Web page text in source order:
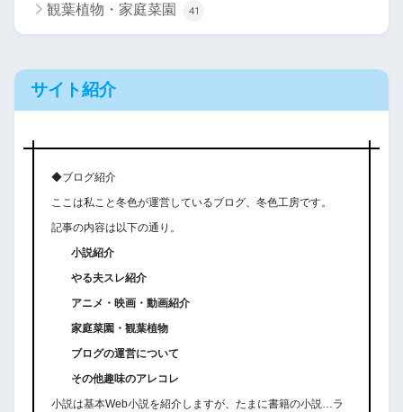
観葉植物・家庭菜園 41
サイト紹介
◆ブログ紹介
ここは私こと冬色が運営しているブログ、冬色工房です。
記事の内容は以下の通り。
小説紹介
やる夫スレ紹介
アニメ・映画・動画紹介
家庭菜園・観葉植物
ブログの運営について
その他趣味のアレコレ
小説は基本Web小説を紹介しますが、たまに書籍の小説…ラ